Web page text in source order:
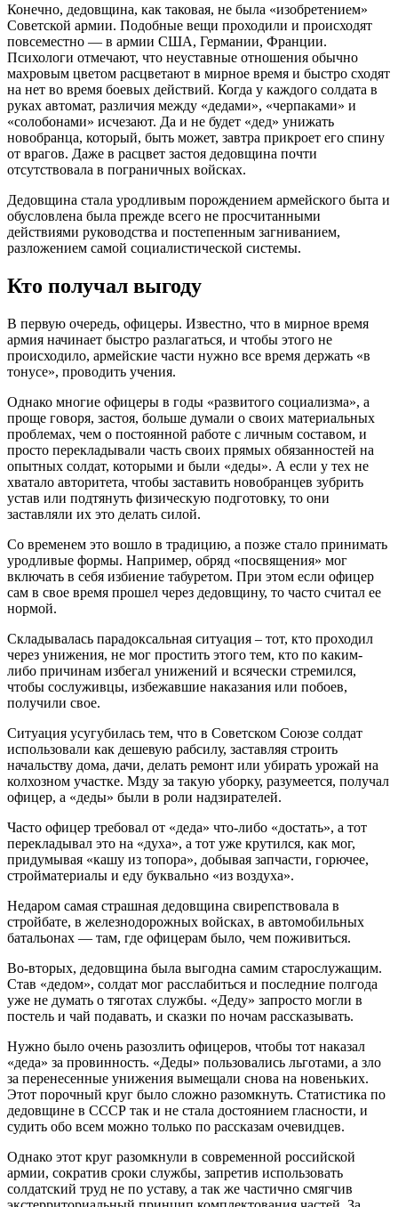
Конечно, дедовщина, как таковая, не была «изобретением»
Советской армии. Подобные вещи проходили и происходят
повсеместно — в армии США, Германии, Франции.
Психологи отмечают, что неуставные отношения обычно
махровым цветом расцветают в мирное время и быстро сходят
на нет во время боевых действий. Когда у каждого солдата в
руках автомат, различия между «дедами», «черпаками» и
«солобонами» исчезают. Да и не будет «дед» унижать
новобранца, который, быть может, завтра прикроет его спину
от врагов. Даже в расцвет застоя дедовщина почти
отсутствовала в пограничных войсках.
Дедовщина стала уродливым порождением армейского быта и
обусловлена была прежде всего не просчитанными
действиями руководства и постепенным загниванием,
разложением самой социалистической системы.
Кто получал выгоду
В первую очередь, офицеры. Известно, что в мирное время
армия начинает быстро разлагаться, и чтобы этого не
происходило, армейские части нужно все время держать «в
тонусе», проводить учения.
Однако многие офицеры в годы «развитого социализма», а
проще говоря, застоя, больше думали о своих материальных
проблемах, чем о постоянной работе с личным составом, и
просто перекладывали часть своих прямых обязанностей на
опытных солдат, которыми и были «деды». А если у тех не
хватало авторитета, чтобы заставить новобранцев зубрить
устав или подтянуть физическую подготовку, то они
заставляли их это делать силой.
Со временем это вошло в традицию, а позже стало принимать
уродливые формы. Например, обряд «посвящения» мог
включать в себя избиение табуретом. При этом если офицер
сам в свое время прошел через дедовщину, то часто считал ее
нормой.
Складывалась парадоксальная ситуация – тот, кто проходил
через унижения, не мог простить этого тем, кто по каким-
либо причинам избегал унижений и всячески стремился,
чтобы сослуживцы, избежавшие наказания или побоев,
получили свое.
Ситуация усугубилась тем, что в Советском Союзе солдат
использовали как дешевую рабсилу, заставляя строить
начальству дома, дачи, делать ремонт или убирать урожай на
колхозном участке. Мзду за такую уборку, разумеется, получал
офицер, а «деды» были в роли надзирателей.
Часто офицер требовал от «деда» что-либо «достать», а тот
перекладывал это на «духа», а тот уже крутился, как мог,
придумывая «кашу из топора», добывая запчасти, горючее,
стройматериалы и еду буквально «из воздуха».
Недаром самая страшная дедовщина свирепствовала в
стройбате, в железнодорожных войсках, в автомобильных
батальонах — там, где офицерам было, чем поживиться.
Во-вторых, дедовщина была выгодна самим старослужащим.
Став «дедом», солдат мог расслабиться и последние полгода
уже не думать о тяготах службы. «Деду» запросто могли в
постель и чай подавать, и сказки по ночам рассказывать.
Нужно было очень разозлить офицеров, чтобы тот наказал
«деда» за провинность. «Деды» пользовались льготами, а зло
за перенесенные унижения вымещали снова на новеньких.
Этот порочный круг было сложно разомкнуть. Статистика по
дедовщине в СССР так и не стала достоянием гласности, и
судить обо всем можно только по рассказам очевидцев.
Однако этот круг разомкнули в современной российской
армии, сократив сроки службы, запретив использовать
солдатский труд не по уставу, а так же частично смягчив